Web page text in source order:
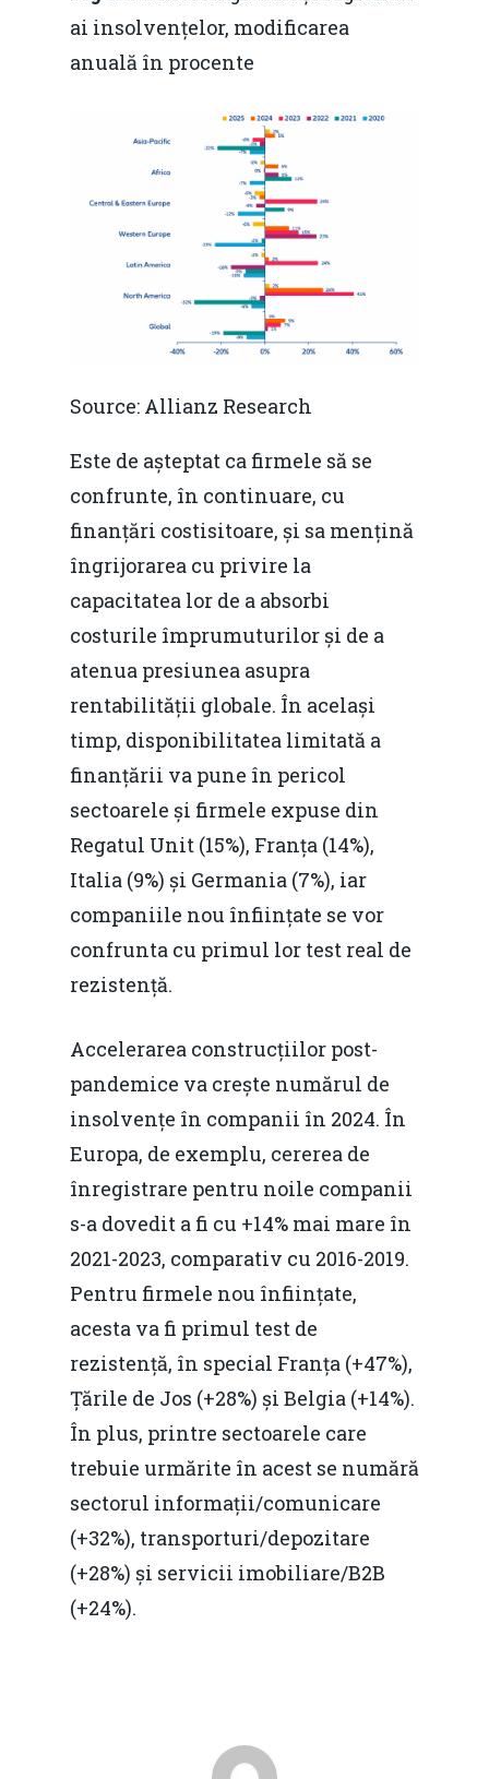
ai insolvențelor, modificarea
anuală în procente
Source: Allianz Research
Este de așteptat ca firmele să se
confrunte, în continuare, cu
finanțări costisitoare, și sa mențină
îngrijorarea cu privire la
capacitatea lor de a absorbi
costurile împrumuturilor și de a
atenua presiunea asupra
rentabilității globale. În același
timp, disponibilitatea limitată a
finanțării va pune în pericol
sectoarele și firmele expuse din
Regatul Unit (15%), Franța (14%),
Italia (9%) și Germania (7%), iar
companiile nou înființate se vor
confrunta cu primul lor test real de
rezistență.
Accelerarea construcțiilor post-
pandemice va crește numărul de
insolvențe în companii în 2024. În
Europa, de exemplu, cererea de
înregistrare pentru noile companii
s-a dovedit a fi cu +14% mai mare în
2021-2023, comparativ cu 2016-2019.
Pentru firmele nou înființate,
acesta va fi primul test de
rezistență, în special Franța (+47%),
Țările de Jos (+28%) și Belgia (+14%).
În plus, printre sectoarele care
trebuie urmărite în acest se numără
sectorul informații/comunicare
(+32%), transporturi/depozitare
(+28%) și servicii imobiliare/B2B
(+24%).